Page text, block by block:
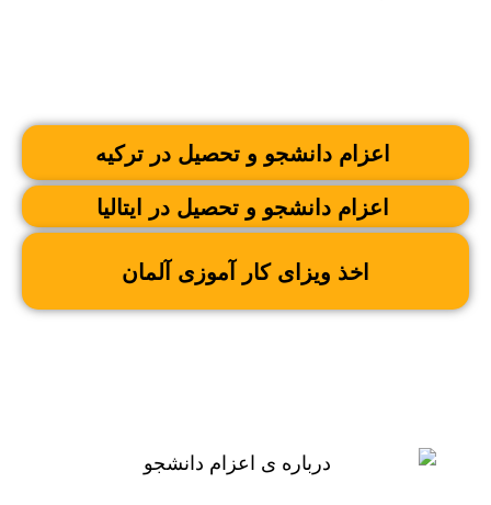
اعزام دانشجو و تحصیل در ترکیه
اعزام دانشجو و تحصیل در ایتالیا
اخذ ویزای کار آموزی آلمان